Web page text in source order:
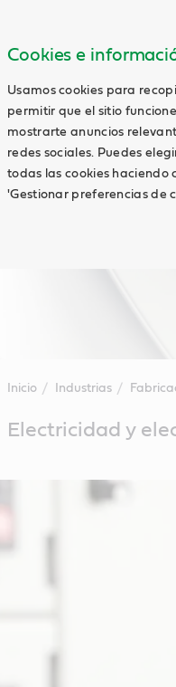
Cookies e
Usamos cookies para
permitir que el sitio
mostrarte anuncios
redes sociales. Puedes
todas las cookies haciendo
'Gestionar preferencias de
Inicio Industrias
Electricidad y